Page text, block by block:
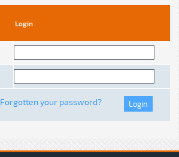
Login
Forgotten your password?